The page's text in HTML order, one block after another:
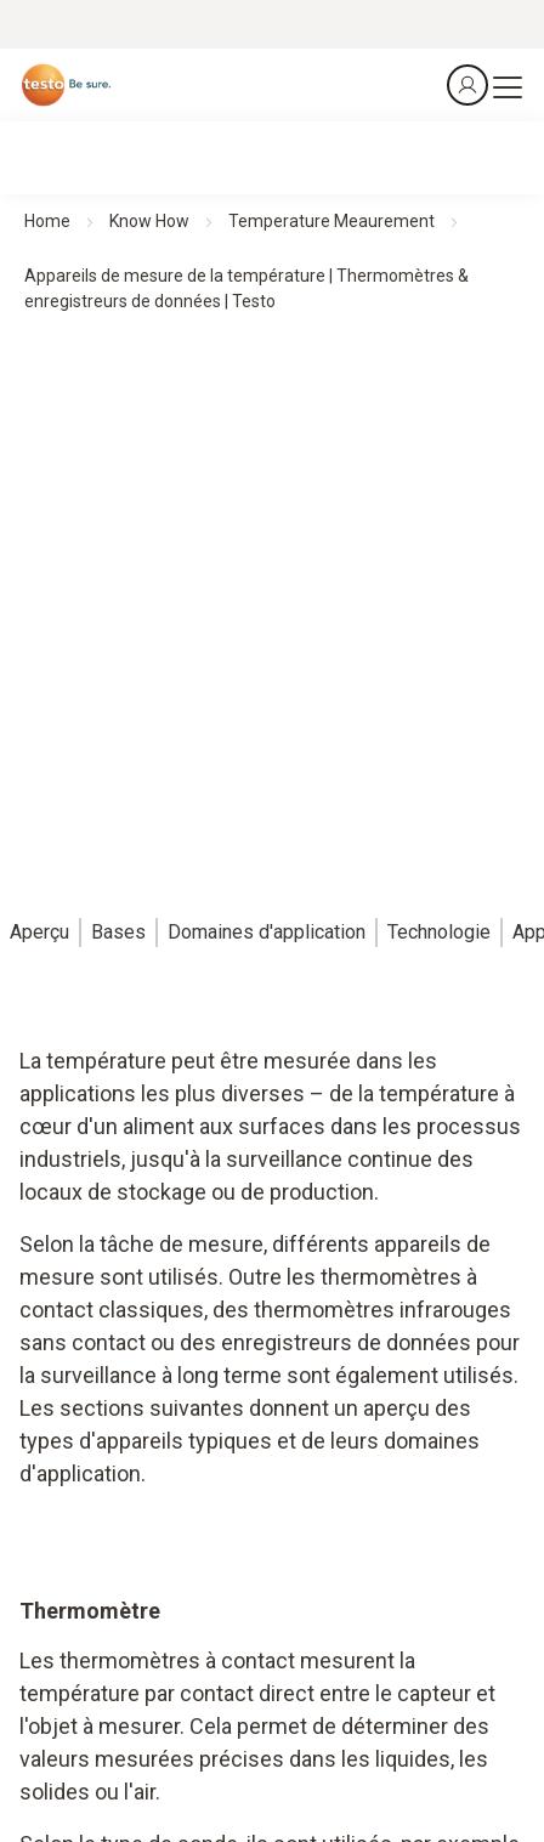
Home Know How Temperature Meaurement
Appareils de mesure de la température | Thermomètres &
enregistreurs de données | Testo
Aperçu Bases Domaines d'application Technologie
La température peut être mesurée dans les
applications les plus diverses – de la température à
cœur d'un aliment aux surfaces dans les processus
industriels, jusqu'à la surveillance continue des
locaux de stockage ou de production.
Selon la tâche de mesure, différents appareils de
mesure sont utilisés. Outre les thermomètres à
contact classiques, des thermomètres infrarouges
sans contact ou des enregistreurs de données pour
la surveillance à long terme sont également utilisés.
Les sections suivantes donnent un aperçu des
types d'appareils typiques et de leurs domaines
d'application.
Thermomètre
Les thermomètres à contact mesurent la
température par contact direct entre le capteur et
l'objet à mesurer. Cela permet de déterminer des
valeurs mesurées précises dans les liquides, les
solides ou l'air.